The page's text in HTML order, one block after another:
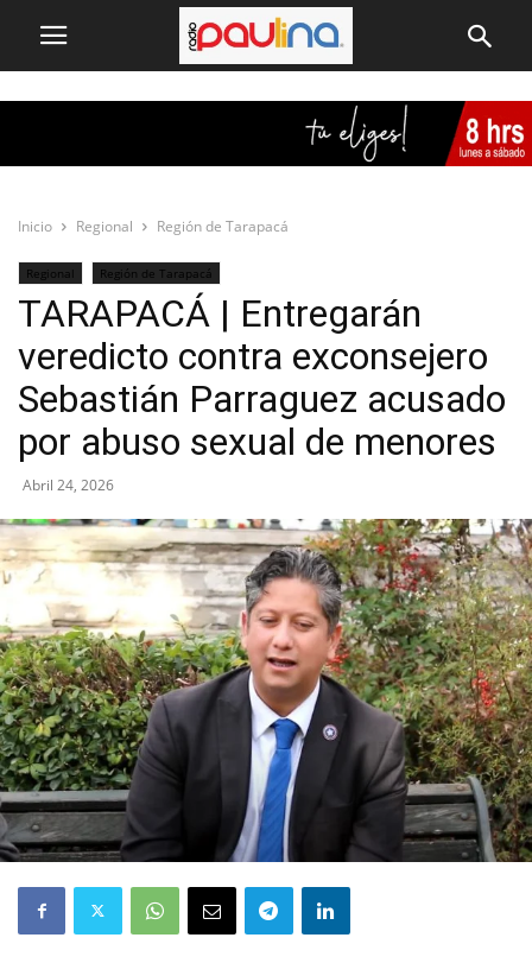
Inicio Regional Región de Tarapacá
Regional Región de Tarapacá
TARAPACÁ | Entregarán
veredicto contra exconsejero
Sebastián Parraguez acusado
por abuso sexual de menores
Abril 24, 2026